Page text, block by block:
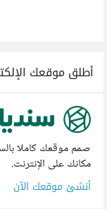
أطلق موقعك
صمم موقعك كاملا
مكانك على الإنترنت.
أنشئ موقعك الآن